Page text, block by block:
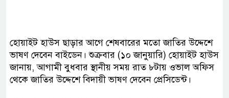
হোয়াইট হাউস ছাড়ার আগে শেষবারের মতো জাতির উদ্দেশে
ভাষণ দেবেন বাইডেন। শুক্রবার (১০ জানুয়ারি) হোয়াইট হাউস
জানায়, আগামী বুধবার স্থানীয় সময় রাত ৮টায় ওভাল অফিস
থেকে জাতির উদ্দেশে বিদায়ী ভাষণ দেবেন প্রেসিডেন্ট।